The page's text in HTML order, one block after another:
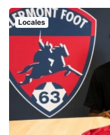
Locales